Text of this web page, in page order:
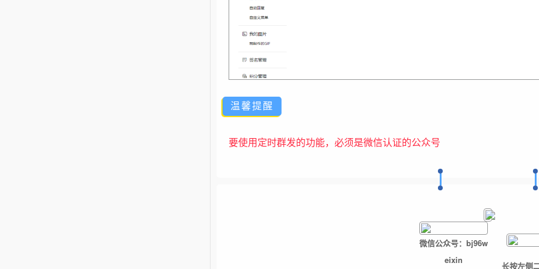
温馨提醒
要使用定时群发的功能，必须是微信认证的公众号
微信公众号： bj96w
eixin
长按左侧